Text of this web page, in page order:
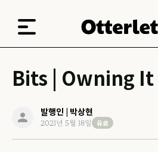
Bits | Owning It
발행인 | 박상현
2021년 5월 18일 유료